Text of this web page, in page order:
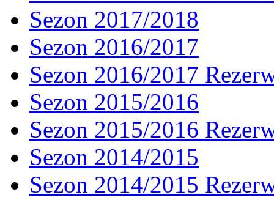
Sezon 2017/2018
Sezon 2016/2017
Sezon 2016/2017
Sezon 2015/2016
Sezon 2015/2016
Sezon 2014/2015
Sezon 2014/2015